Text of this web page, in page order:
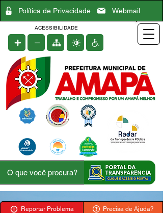
Política de Privacidade Webmail
ACESSIBILIDADE
Reportar Problema Precisa de Ajuda?